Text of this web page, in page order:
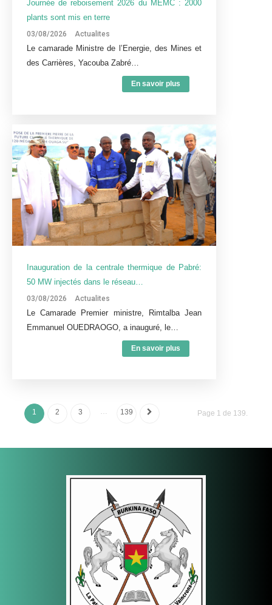
Journée de reboisement 2026 du MEMC : 2000
plants sont mis en terre
03/08/2026 Actualites
Le camarade Ministre de l’Energie, des Mines et
des Carrières, Yacouba Zabré…
En savoir plus
Inauguration de la centrale thermique de Pabré:
50 MW injectés dans le réseau…
03/08/2026 Actualites
Le Camarade Premier ministre, Rimtalba Jean
Emmanuel OUEDRAOGO, a inauguré, le…
En savoir plus
Page 1 de 139.
1 2 3 … 139